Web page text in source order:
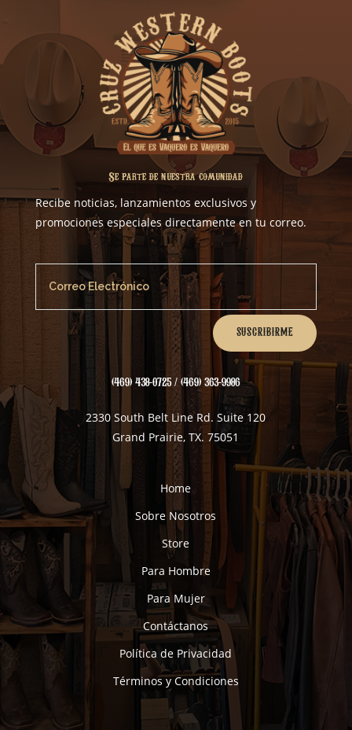
Se parte de nuestra comunidad
Recibe noticias, lanzamientos exclusivos y
promociones especiales directamente en tu correo.
SUSCRIBIRME
(469) 438-0725 / (469) 363-9986
2330 South Belt Line Rd. Suite 120
Grand Prairie, TX. 75051
Home
Sobre Nosotros
Store
Para Hombre
Para Mujer
Contáctanos
Política de Privacidad
Términos y Condiciones